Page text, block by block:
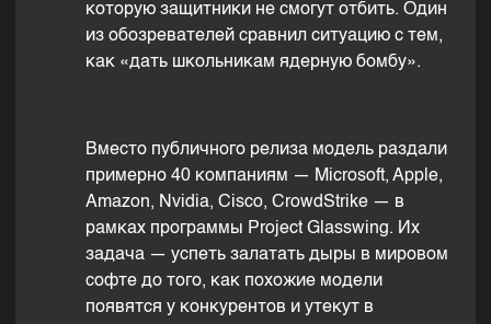
которую защитники не смогут отбить. Один
из обозревателей сравнил ситуацию с тем,
как «дать школьникам ядерную бомбу».
Вместо публичного релиза модель раздали
примерно 40 компаниям — Microsoft, Apple,
Amazon, Nvidia, Cisco, CrowdStrike — в
рамках программы Project Glasswing. Их
задача — успеть залатать дыры в мировом
софте до того, как похожие модели
появятся у конкурентов и утекут в